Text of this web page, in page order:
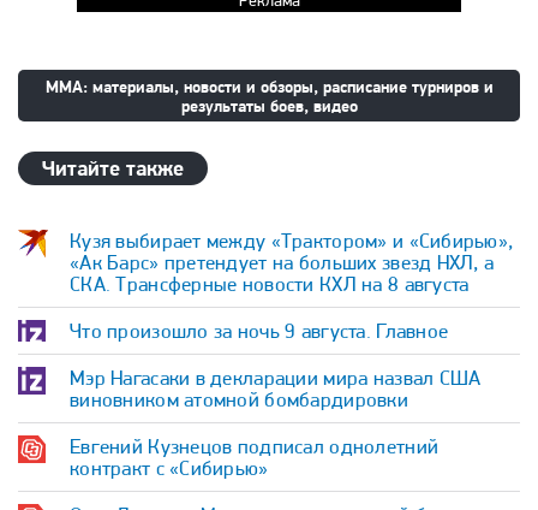
ММА: материалы, новости и обзоры, расписание турниров и
результаты боев, видео
Читайте также
Кузя выбирает между «Трактором» и «Сибирью»,
«Ак Барс» претендует на больших звезд НХЛ, а
СКА. Трансферные новости КХЛ на 8 августа
Что произошло за ночь 9 августа. Главное
Мэр Нагасаки в декларации мира назвал США
виновником атомной бомбардировки
Евгений Кузнецов подписал однолетний
контракт с «Сибирью»